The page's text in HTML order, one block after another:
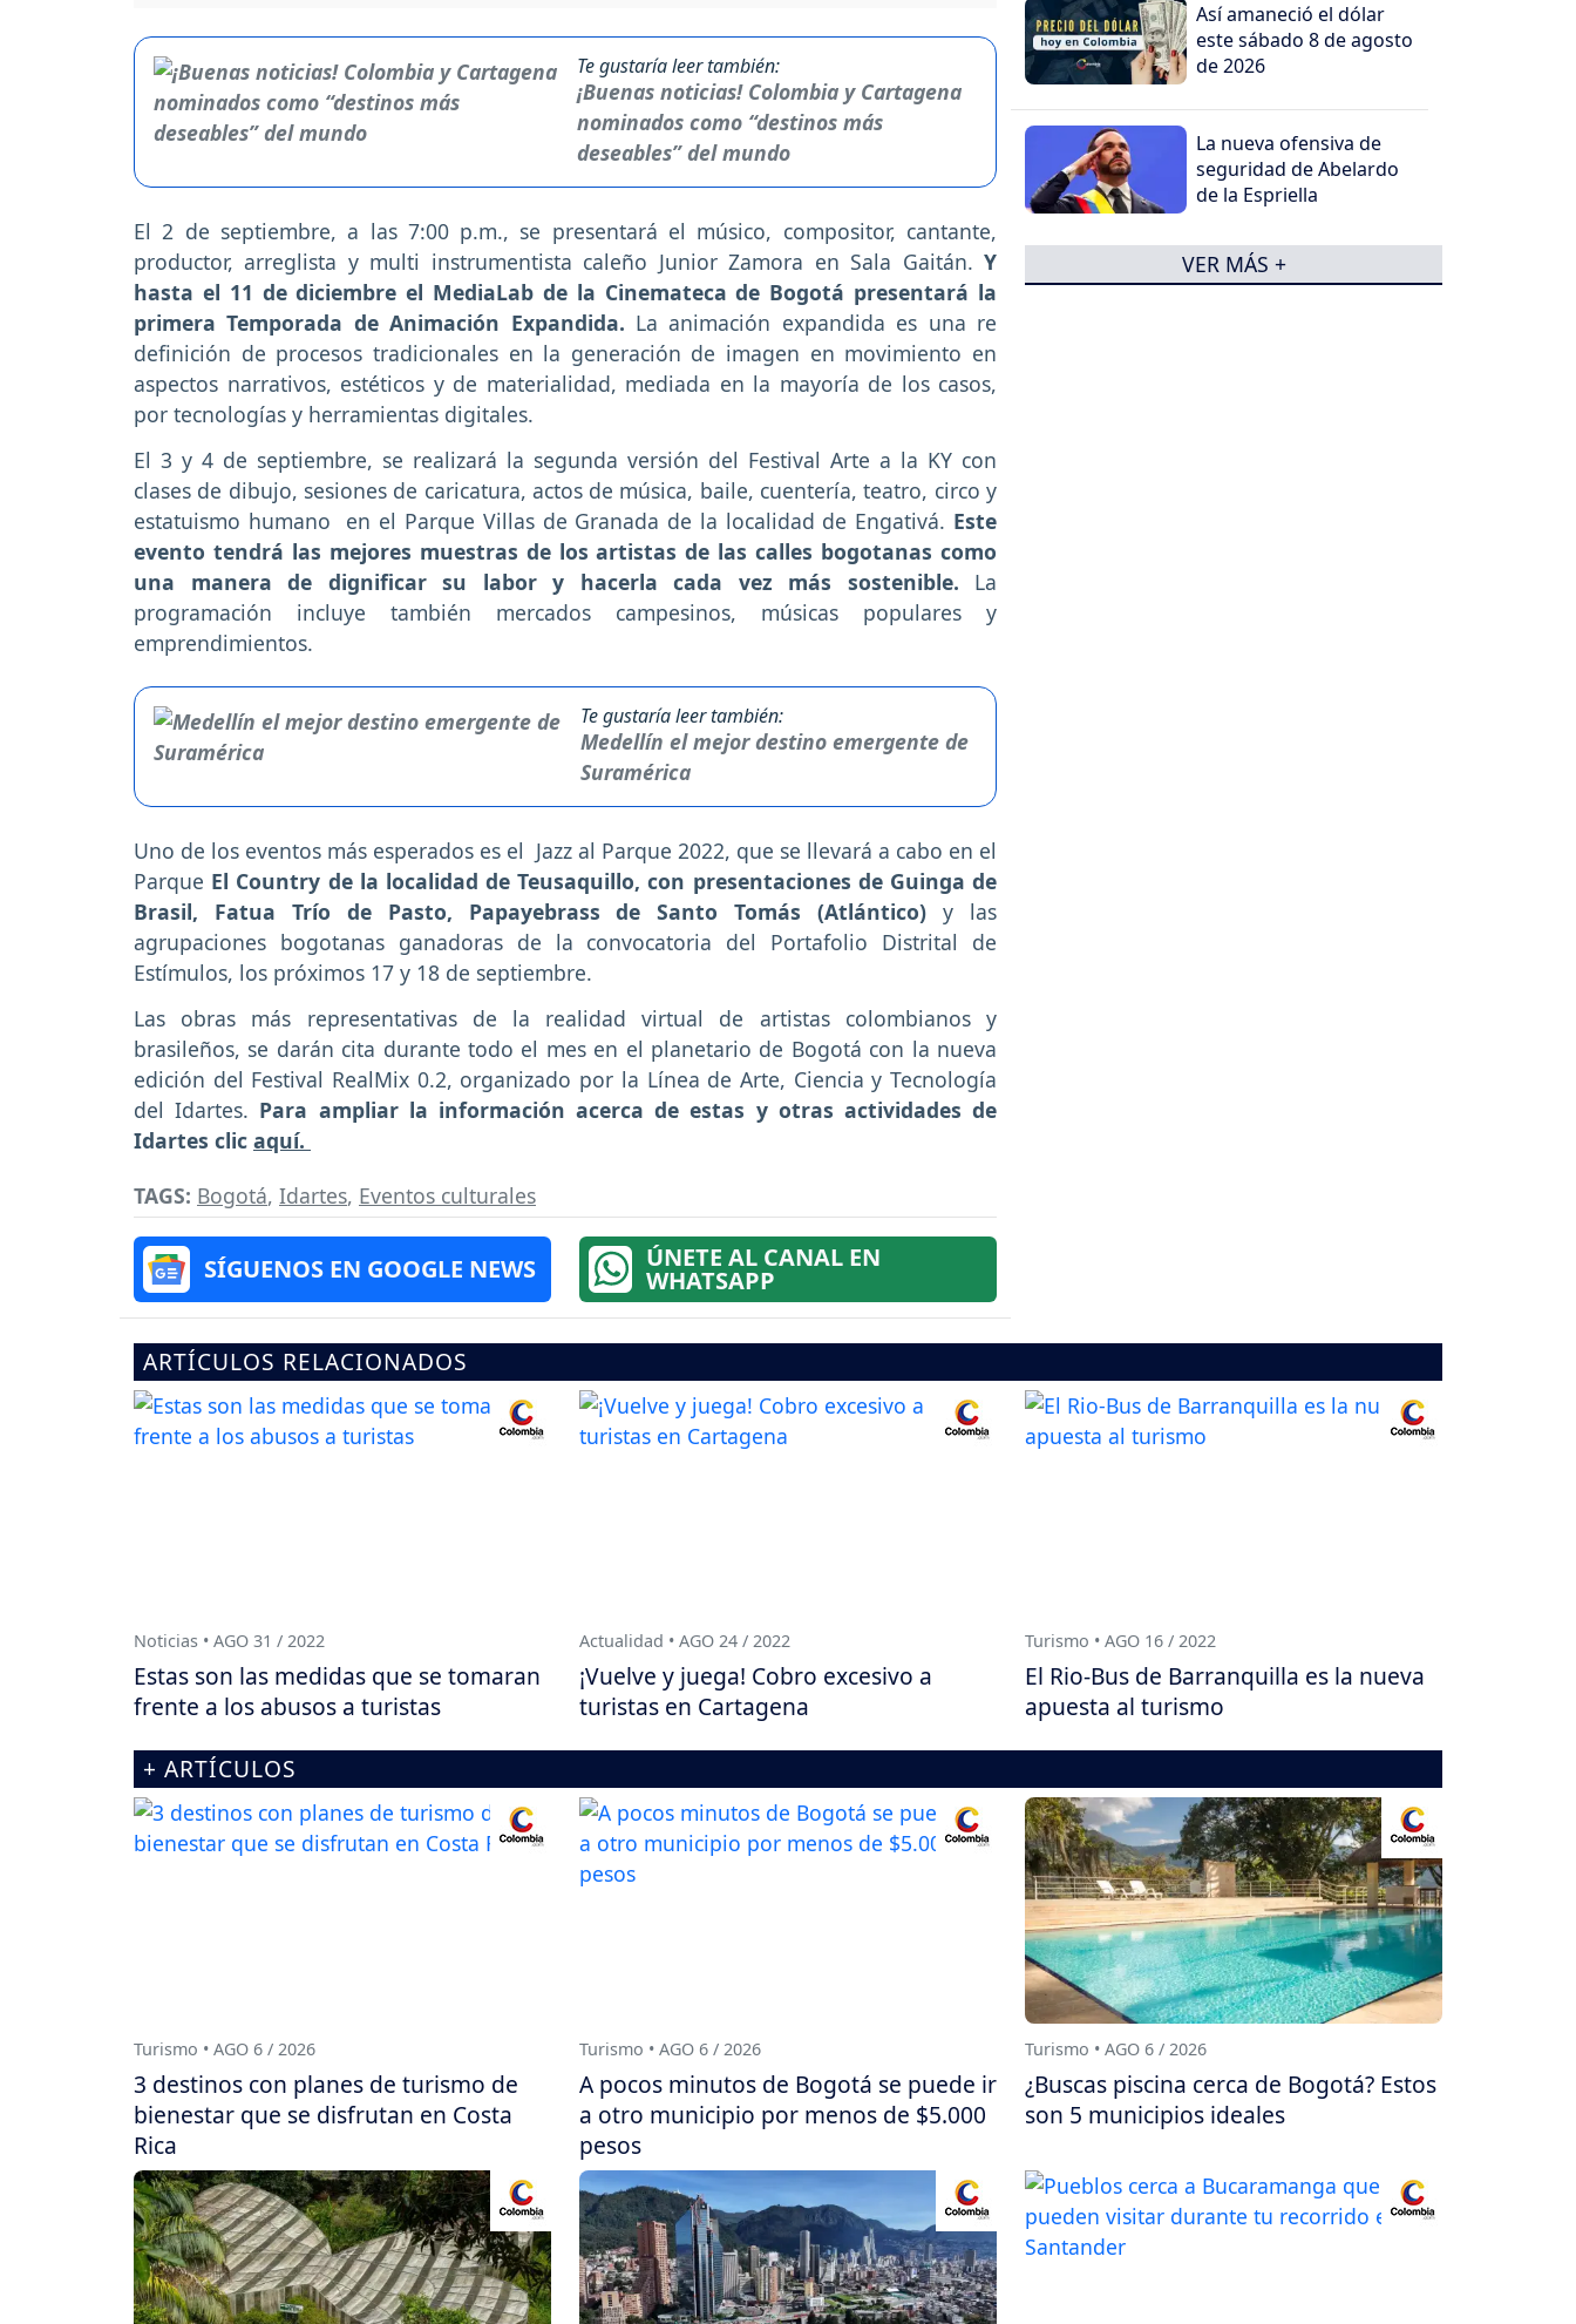
Te gustaría leer también:
¡Buenas noticias! Colombia y Cartagena
nominados como “destinos más
deseables” del mundo
El 2 de septiembre, a las 7:00 p.m., se presentará el músico, compositor, cantante,
productor, arreglista y multi instrumentista caleño Junior Zamora en Sala Gaitán. Y
hasta el 11 de diciembre el MediaLab de la Cinemateca de Bogotá presentará la
primera Temporada de Animación Expandida. La animación expandida es una re
definición de procesos tradicionales en la generación de imagen en movimiento en
aspectos narrativos, estéticos y de materialidad, mediada en la mayoría de los casos,
por tecnologías y herramientas digitales.
El 3 y 4 de septiembre, se realizará la segunda versión del Festival Arte a la KY con
clases de dibujo, sesiones de caricatura, actos de música, baile, cuentería, teatro, circo y
estatuismo humano en el Parque Villas de Granada de la localidad de Engativá. Este
evento tendrá las mejores muestras de los artistas de las calles bogotanas como
una manera de dignificar su labor y hacerla cada vez más sostenible. La
programación incluye también mercados campesinos, músicas populares y
emprendimientos.
Te gustaría leer también:
Medellín el mejor destino emergente de
Suramérica
Uno de los eventos más esperados es el Jazz al Parque 2022, que se llevará a cabo en el
Parque El Country de la localidad de Teusaquillo, con presentaciones de Guinga de
Brasil, Fatua Trío de Pasto, Papayebrass de Santo Tomás (Atlántico) y las
agrupaciones bogotanas ganadoras de la convocatoria del Portafolio Distrital de
Estímulos, los próximos 17 y 18 de septiembre.
Las obras más representativas de la realidad virtual de artistas colombianos y
brasileños, se darán cita durante todo el mes en el planetario de Bogotá con la nueva
edición del Festival RealMix 0.2, organizado por la Línea de Arte, Ciencia y Tecnología
del Idartes. Para ampliar la información acerca de estas y otras actividades de
Idartes clic aquí.
TAGS: Bogotá, Idartes, Eventos culturales
SÍGUENOS EN GOOGLE NEWS ÚNETE AL CANAL EN
WHATSAPP
Así amaneció el dólar
este sábado 8 de agosto
de 2026
La nueva ofensiva de
seguridad de Abelardo
de la Espriella
VER MÁS +
ARTÍCULOS RELACIONADOS
Noticias • AGO 31 / 2022
Estas son las medidas que se tomaran
frente a los abusos a turistas
Actualidad • AGO 24 / 2022
¡Vuelve y juega! Cobro excesivo a
turistas en Cartagena
Turismo • AGO 16 / 2022
El Rio-Bus de Barranquilla es la nueva
apuesta al turismo
+ ARTÍCULOS
Turismo • AGO 6 / 2026
3 destinos con planes de turismo de
bienestar que se disfrutan en Costa
Rica
Turismo • AGO 6 / 2026
A pocos minutos de Bogotá se puede ir
a otro municipio por menos de $5.000
pesos
Turismo • AGO 6 / 2026
¿Buscas piscina cerca de Bogotá? Estos
son 5 municipios ideales